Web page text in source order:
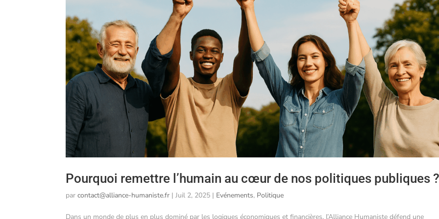
Pourquoi remettre l’humain au cœur de nos politiques publiques
parcontact@alliance-humaniste.fr |Juil 2, 2025 | Evénements, Politique
Dans un monde de plus en plus dominé par les logiques économiques et financières, l’Alliance Humaniste défend une